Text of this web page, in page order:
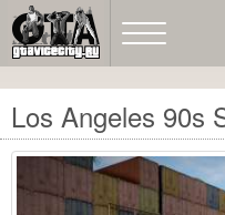
Los Angeles 90s